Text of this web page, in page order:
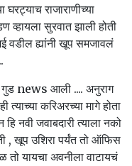
घरट्याच राजाराणीच्या
व्हायला सुरवात झाली होती
वडील ह्यांनी खूप समजावलं
गुड news आली .... अनुराग
करिअरच्या मागे होता
नवी जवाबदारी त्याला नको
, खूप उशिरा पर्यंत तो ऑफिस
यायचा अवनीला वाटायचं